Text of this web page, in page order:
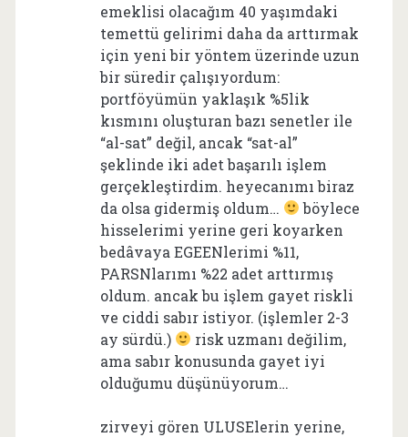
emeklisi olacağım 40 yaşımdaki
temettü gelirimi daha da arttırmak
için yeni bir yöntem üzerinde uzun
bir süredir çalışıyordum:
portföyümün yaklaşık %5lik
kısmını oluşturan bazı senetler ile
“al-sat” değil, ancak “sat-al”
şeklinde iki adet başarılı işlem
gerçekleştirdim. heyecanımı biraz
da olsa gidermiş oldum…
böylece
hisselerimi yerine geri koyarken
bedâvaya EGEENlerimi %11,
PARSNlarımı %22 adet arttırmış
oldum. ancak bu işlem gayet riskli
ve ciddi sabır istiyor. (işlemler 2-3
ay sürdü.)
risk uzmanı değilim,
ama sabır konusunda gayet iyi
olduğumu düşünüyorum…
zirveyi gören ULUSElerin yerine,